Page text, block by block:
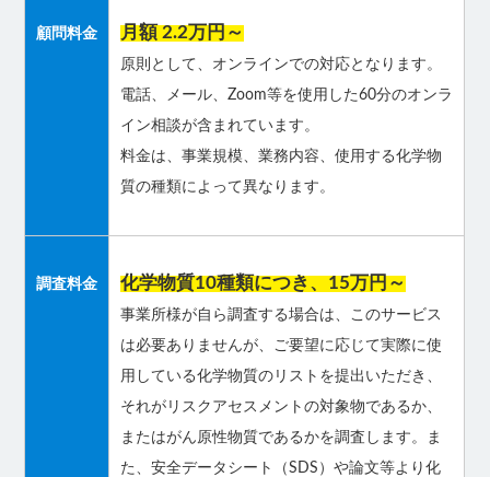
顧問料金 月額 2.2万円～
原則として、オンラインでの対応となります。
電話、メール、Zoom等を使用した60分のオンラ
イン相談が含まれています。
料金は、事業規模、業務内容、使用する化学物
質の種類によって異なります。
調査料金 化学物質10種類につき、15万円～
事業所様が自ら調査する場合は、このサービス
は必要ありませんが、ご要望に応じて実際に使
用している化学物質のリストを提出いただき、
それがリスクアセスメントの対象物であるか、
またはがん原性物質であるかを調査します。ま
た、安全データシート（SDS）や論文等より化